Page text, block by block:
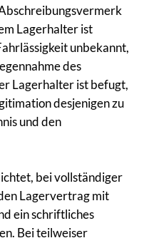
Lagerhalter ist
unbekannt,
des
Lagerhalter ist befugt,
desjenigen zu
und den
bei vollständiger
Lagervertrag mit
ein schriftliches
Bei teilweiser